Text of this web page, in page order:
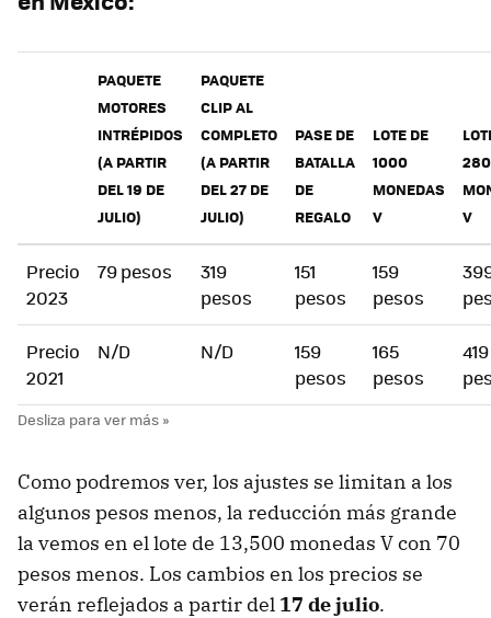
PAQUETE
MOTORES
INTRÉPIDOS
(A PARTIR
DEL 19 DE
JULIO)
PAQUETE
CLIP AL
COMPLETO
(A PARTIR
DEL 27 DE
JULIO)
PASE DE
BATALLA
DE
REGALO
LOTE DE
1000
MONEDAS
V
V
Precio
2023
79 pesos
319
pesos
151
pesos
159
pesos
Precio
2021
N/D N/D
159
pesos
165
pesos
419
Como podremos ver, los ajustes se limitan a los
algunos pesos menos, la reducción más grande
la vemos en el lote de 13,500 monedas V con 70
pesos menos. Los cambios en los precios se
verán reflejados a partir del 17 de julio.